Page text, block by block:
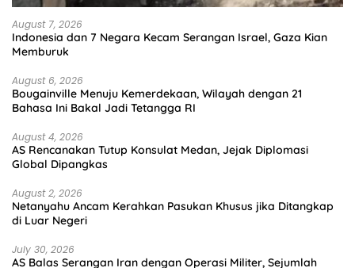
August 7, 2026
Indonesia dan 7 Negara Kecam Serangan Israel, Gaza Kian
Memburuk
August 6, 2026
Bougainville Menuju Kemerdekaan, Wilayah dengan 21
Bahasa Ini Bakal Jadi Tetangga RI
August 4, 2026
AS Rencanakan Tutup Konsulat Medan, Jejak Diplomasi
Global Dipangkas
August 2, 2026
Netanyahu Ancam Kerahkan Pasukan Khusus jika Ditangkap
di Luar Negeri
July 30, 2026
AS Balas Serangan Iran dengan Operasi Militer, Sejumlah